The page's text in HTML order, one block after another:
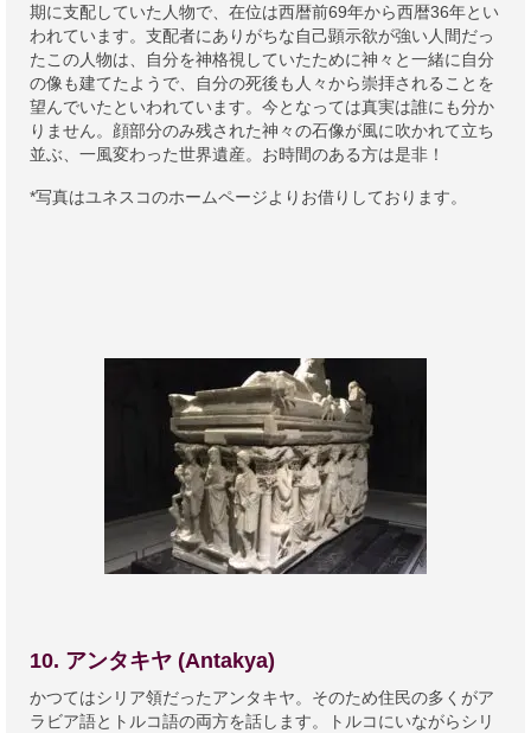
期に支配していた人物で、在位は西暦前69年から西暦36年とい
われています。支配者にありがちな自己顕示欲が強い人間だっ
たこの人物は、自分を神格視していたために神々と一緒に自分
の像も建てたようで、自分の死後も人々から崇拝されることを
望んでいたといわれています。今となっては真実は誰にも分か
りません。顔部分のみ残された神々の石像が風に吹かれて立ち
並ぶ、一風変わった世界遺産。お時間のある方は是非！
*写真はユネスコのホームページよりお借りしております。
10. アンタキヤ (Antakya)
かつてはシリア領だったアンタキヤ。そのため住民の多くがア
ラビア語とトルコ語の両方を話します。トルコにいながらシリ